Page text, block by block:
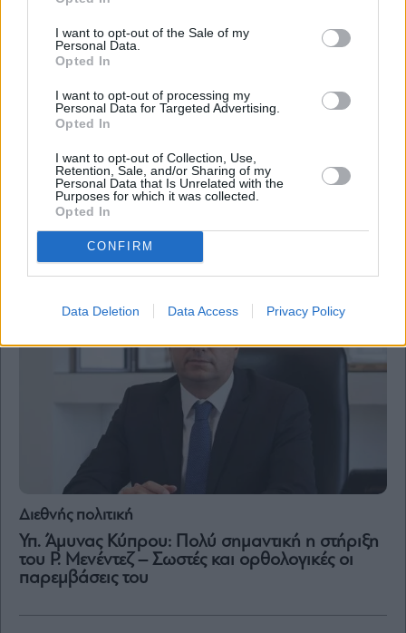
I want to opt-out of the Sale of my
Personal Data.
Opted In
I want to opt-out of processing my
Personal Data for Targeted Advertising.
Opted In
I want to opt-out of Collection, Use,
Retention, Sale, and/or Sharing of my
Personal Data that Is Unrelated with the
Purposes for which it was collected.
Opted In
CONFIRM
Data Deletion Data Access Privacy Policy
Πολιτική
ΗΠΑ: Ανοίγει ο δρόμος για την πώληση των F-
35 στην Ελλάδα
Διεθνής πολιτική
Υπ. Άμυνας Κύπρου: Πολύ σημαντική η στήριξη
του Ρ. Μενέντεζ – Σωστές και ορθολογικές οι
παρεμβάσεις του